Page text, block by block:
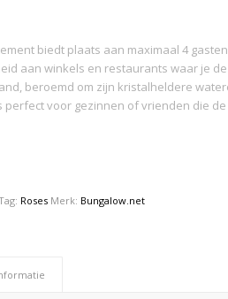
biedt plaats aan maximaal 4
aan winkels en restaurants waar je
beroemd om zijn kristalheldere
voor gezinnen of vrienden die
Roses Merk: Bungalow.net